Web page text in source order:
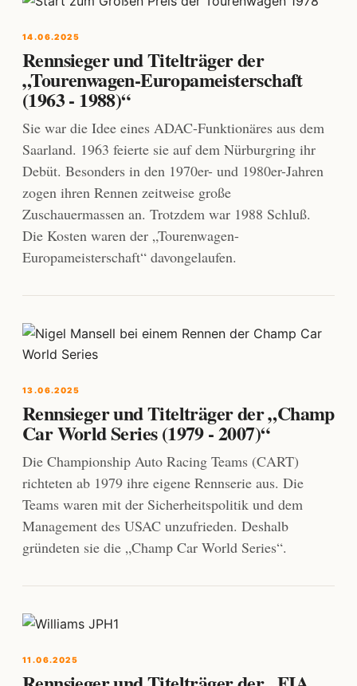
14.06.2025
Rennsieger und Titelträger der
„Tourenwagen-Europameisterschaft
(1963 - 1988)“
Sie war die Idee eines ADAC-Funktionäres aus dem
Saarland. 1963 feierte sie auf dem Nürburgring ihr
Debüt. Besonders in den 1970er- und 1980er-Jahren
zogen ihren Rennen zeitweise große
Zuschauermassen an. Trotzdem war 1988 Schluß.
Die Kosten waren der „Tourenwagen-
Europameisterschaft“ davongelaufen.
13.06.2025
Rennsieger und Titelträger der „Champ
Car World Series (1979 - 2007)“
Die Championship Auto Racing Teams (CART)
richteten ab 1979 ihre eigene Rennserie aus. Die
Teams waren mit der Sicherheitspolitik und dem
Management des USAC unzufrieden. Deshalb
gründeten sie die „Champ Car World Series“.
11.06.2025